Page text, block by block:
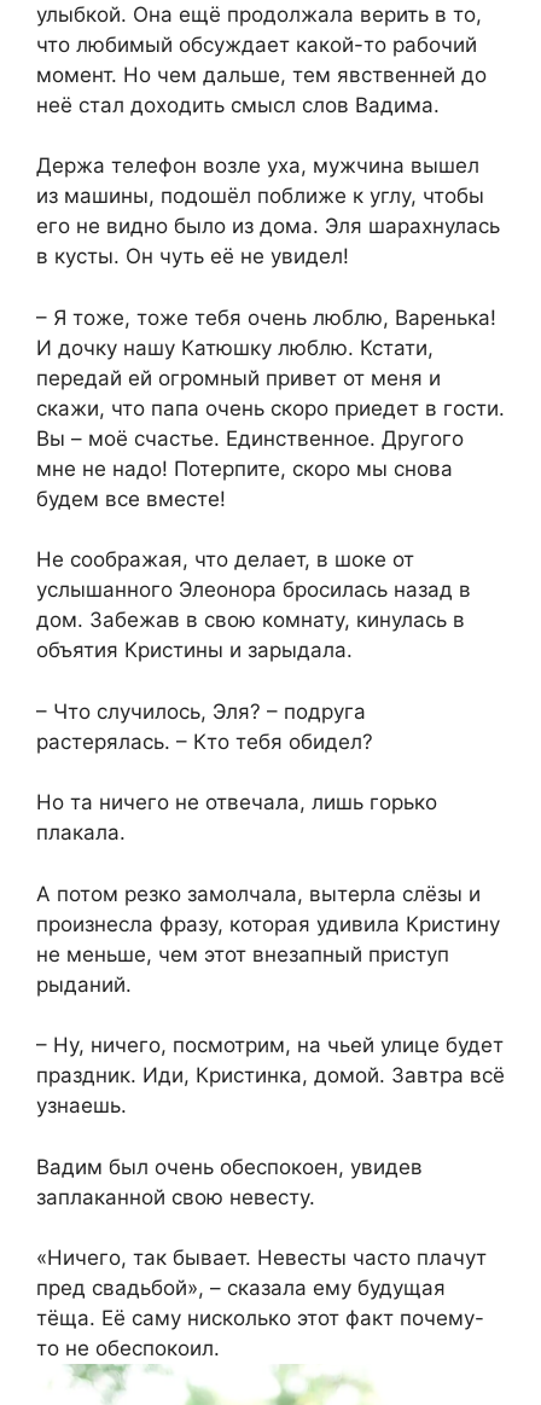
улыбкой. Она ещё продолжала верить в то,
что любимый обсуждает какой-то рабочий
момент. Но чем дальше, тем явственней до
неё стал доходить смысл слов Вадима.
Держа телефон возле уха, мужчина вышел
из машины, подошёл поближе к углу, чтобы
его не видно было из дома. Эля шарахнулась
в кусты. Он чуть её не увидел!
– Я тоже, тоже тебя очень люблю, Варенька!
И дочку нашу Катюшку люблю. Кстати,
передай ей огромный привет от меня и
скажи, что папа очень скоро приедет в гости.
Вы – моё счастье. Единственное. Другого
мне не надо! Потерпите, скоро мы снова
будем все вместе!
Не соображая, что делает, в шоке от
услышанного Элеонора бросилась назад в
дом. Забежав в свою комнату, кинулась в
объятия Кристины и зарыдала.
– Что случилось, Эля? – подруга
растерялась. – Кто тебя обидел?
Но та ничего не отвечала, лишь горько
плакала.
А потом резко замолчала, вытерла слёзы и
произнесла фразу, которая удивила Кристину
не меньше, чем этот внезапный приступ
рыданий.
– Ну, ничего, посмотрим, на чьей улице будет
праздник. Иди, Кристинка, домой. Завтра всё
узнаешь.
Вадим был очень обеспокоен, увидев
заплаканной свою невесту.
«Ничего, так бывает. Невесты часто плачут
пред свадьбой», – сказала ему будущая
тёща. Её саму нисколько этот факт почему-
то не обеспокоил.